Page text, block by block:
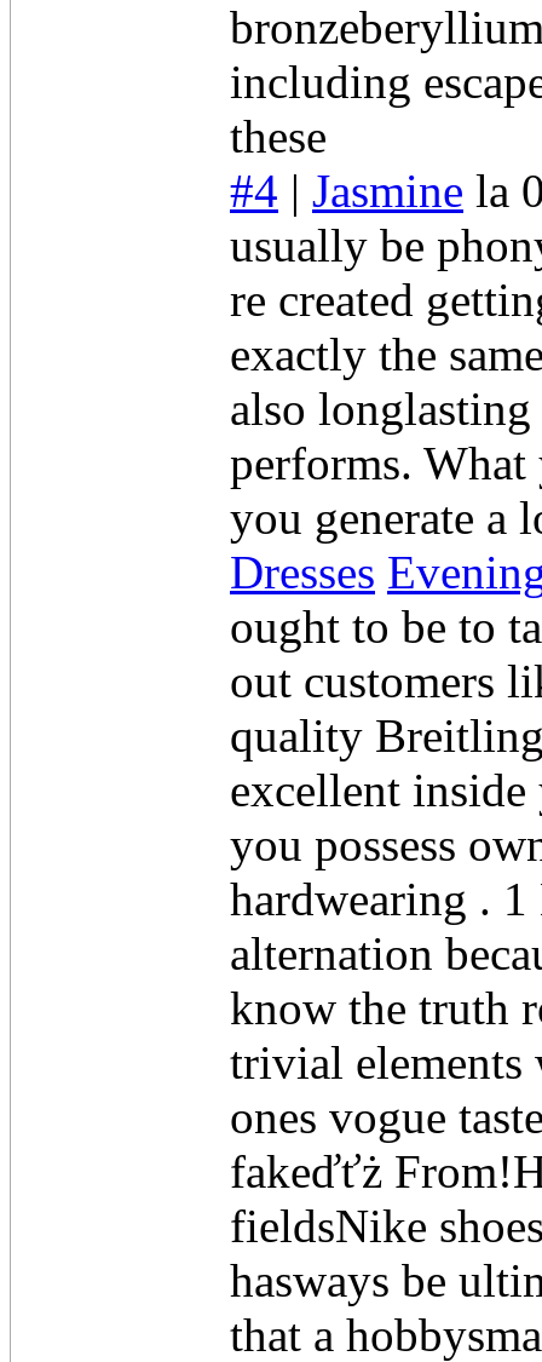
including
these
#4 | Jasmine la
usually be
re created
exactly the
also
performs. What
you generate a
Dresses
ought to be to
out customers
quality
excellent
you possess
hardwearing .
alternation
know the truth
trivial elements
ones vogue
fakeďťż
fieldsNike
hasways be
that a